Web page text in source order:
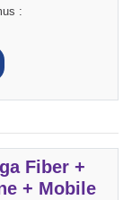
:
Fiber +
+ Mobile